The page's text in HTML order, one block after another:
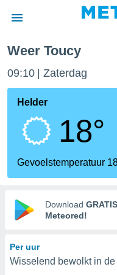
door
verstrekte
hoge
hebt de
voor
op basis
Weer Toucy
09:10 Zaterdag
Helder
18°
Gevoelstemperatuur
Download GRATIS
Meteored!
Per uur
Wisselend bewolkt in